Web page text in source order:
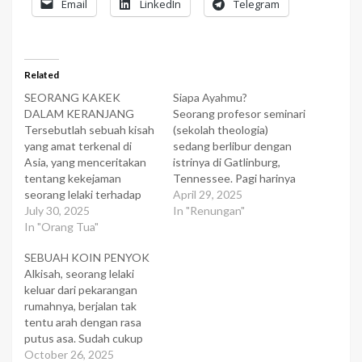
Email LinkedIn Telegram
Related
SEORANG KAKEK
DALAM KERANJANG
Tersebutlah sebuah kisah
yang amat terkenal di
Asia, yang menceritakan
tentang kekejaman
seorang lelaki terhadap
ayah kandungnya sendiri.
Pada suatu ketika
isteri muda yang
mempunyai seorang anak
laki-laki berusia sembilan
tahun. Ayah si suami itu
tinggal bersama mereka, ia
sudah amat tua, sangat
lemah serta sulit untuk…
July 30, 2025
In "Orang Tua"
Siapa Ayahmu?
Seorang profesor seminari
(sekolah theologia)
sedang berlibur dengan
istrinya di Gatlinburg,
Tennessee. Pagi harinya
mereka sarapan di sebuah
restoran kecil, berharap
April 29, 2025
In "Renungan"
SEBUAH KOIN PENYOK
Alkisah, seorang lelaki
keluar dari pekarangan
rumahnya, berjalan tak
tentu arah dengan rasa
putus asa. Sudah cukup
lama ia menganggur.
October 26, 2025